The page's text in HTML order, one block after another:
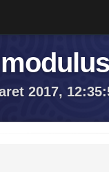
2017,